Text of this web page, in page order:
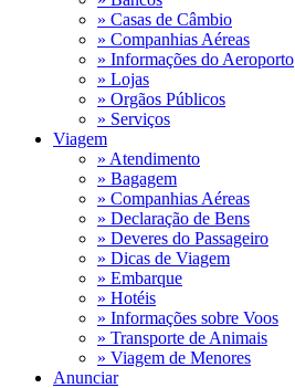
» Casas de Câmbio
» Companhias Aéreas
» Informações do Aeroporto
» Lojas
» Orgãos Públicos
» Serviços
Viagem
» Atendimento
» Bagagem
» Companhias Aéreas
» Declaração de Bens
» Deveres do Passageiro
» Dicas de Viagem
» Embarque
» Hotéis
» Informações sobre Voos
» Transporte de Animais
» Viagem de Menores
Anunciar